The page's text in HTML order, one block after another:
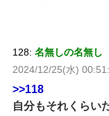
128: 名無しの名無し
2024/12/25(水)
>>118
自分もそれくらい